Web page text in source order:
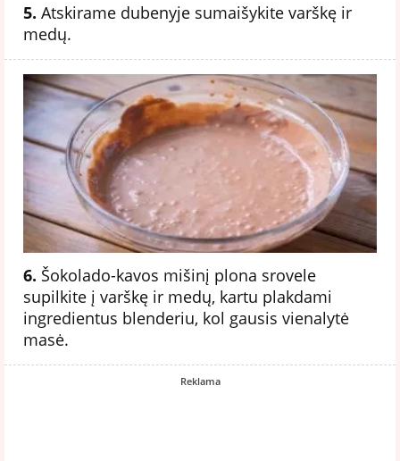
5. Atskirame dubenyje sumaišykite varškę ir
medų.
6. Šokolado-kavos mišinį plona srovele
supilkite į varškę ir medų, kartu plakdami
ingredientus blenderiu, kol gausis vienalytė
masė.
Reklama